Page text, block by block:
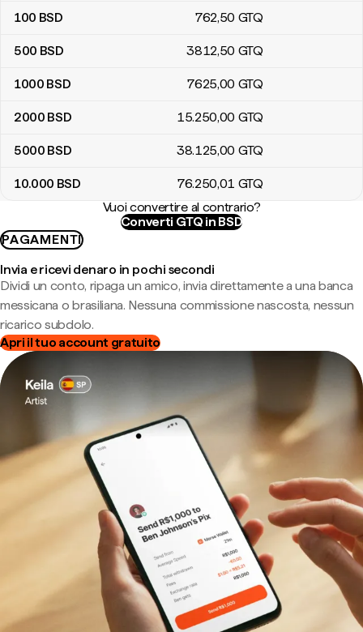
100 BSD 762,50 GTQ
500 BSD 3812,50 GTQ
1000 BSD 7625,00 GTQ
2000 BSD 15.250,00 GTQ
5000 BSD 38.125,00 GTQ
10.000 BSD 76.250,01 GTQ
Vuoi convertire al contrario?
Converti GTQ in BSD
PAGAMENTI
Invia e ricevi denaro in pochi secondi
Dividi un conto, ripaga un amico, invia direttamente a una banca
messicana o brasiliana. Nessuna commissione nascosta, nessun
ricarico subdolo.
Apri il tuo account gratuito